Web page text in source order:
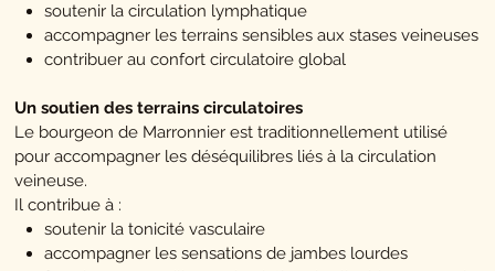
soutenir la circulation lymphatique
accompagner les terrains sensibles aux stases veineuses
contribuer au confort circulatoire global
Un soutien des terrains circulatoires
Le bourgeon de Marronnier est traditionnellement utilisé
pour accompagner les déséquilibres liés à la circulation
veineuse.
Il contribue à :
soutenir la tonicité vasculaire
accompagner les sensations de jambes lourdes